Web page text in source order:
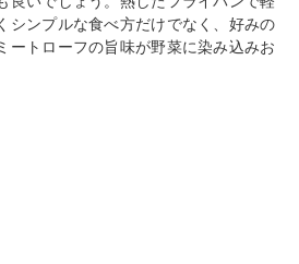
シンプルな食べ方だけでなく、好みの
ートローフの旨味が野菜に染み込みお